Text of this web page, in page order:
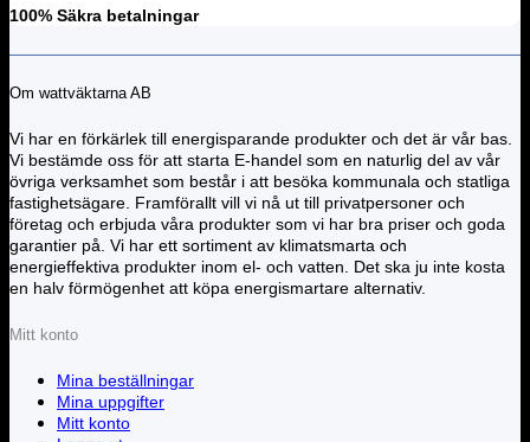
100% Säkra betalningar
Om wattväktarna AB
Vi har en förkärlek till energisparande produkter och det är vår bas.
Vi bestämde oss för att starta E-handel som en naturlig del av vår
övriga verksamhet som består i att besöka kommunala och statliga
fastighetsägare. Framförallt vill vi nå ut till privatpersoner och
företag och erbjuda våra produkter som vi har bra priser och goda
garantier på. Vi har ett sortiment av klimatsmarta och
energieffektiva produkter inom el- och vatten. Det ska ju inte kosta
en halv förmögenhet att köpa energismartare alternativ.
Mitt konto
Mina beställningar
Mina uppgifter
Mitt konto